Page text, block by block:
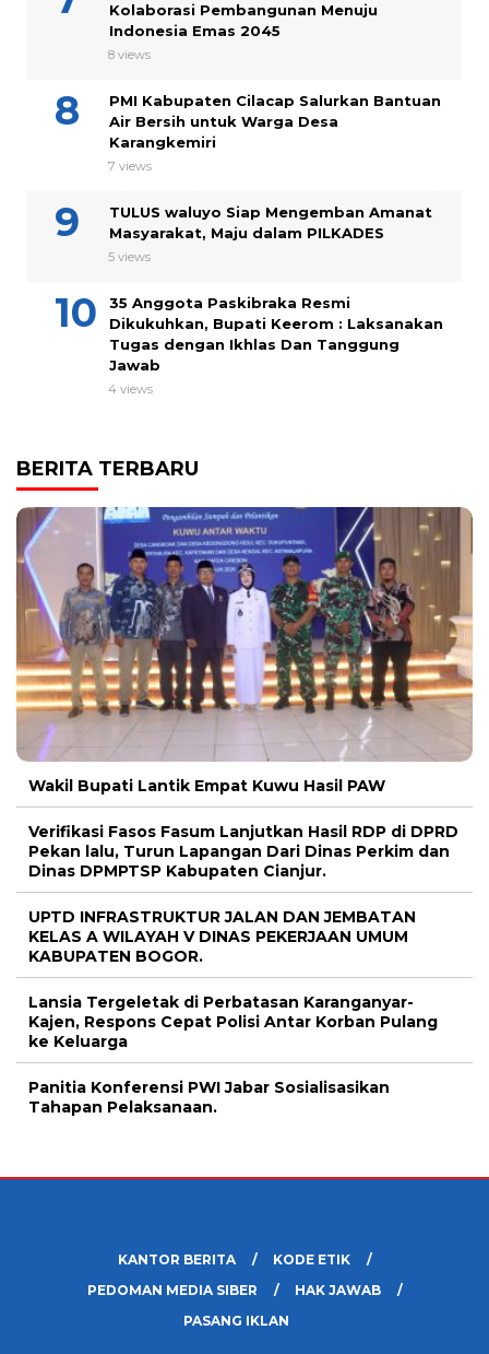
Kolaborasi Pembangunan Menuju
Indonesia Emas 2045
8 views
PMI Kabupaten Cilacap Salurkan Bantuan
Air Bersih untuk Warga Desa
Karangkemiri
7 views
TULUS waluyo Siap Mengemban Amanat
Masyarakat, Maju dalam PILKADES
5 views
35 Anggota Paskibraka Resmi
Dikukuhkan, Bupati Keerom : Laksanakan
Tugas dengan Ikhlas Dan Tanggung
Jawab
4 views
BERITA TERBARU
Wakil Bupati Lantik Empat Kuwu Hasil PAW
Verifikasi Fasos Fasum Lanjutkan Hasil RDP di DPRD
Pekan lalu, Turun Lapangan Dari Dinas Perkim dan
Dinas DPMPTSP Kabupaten Cianjur.
UPTD INFRASTRUKTUR JALAN DAN JEMBATAN
KELAS A WILAYAH V DINAS PEKERJAAN UMUM
KABUPATEN BOGOR.
Lansia Tergeletak di Perbatasan Karanganyar-
Kajen, Respons Cepat Polisi Antar Korban Pulang
ke Keluarga
Panitia Konferensi PWI Jabar Sosialisasikan
Tahapan Pelaksanaan.
KANTOR BERITA
KODE ETIK
PEDOMAN MEDIA SIBER
HAK JAWAB
PASANG IKLAN